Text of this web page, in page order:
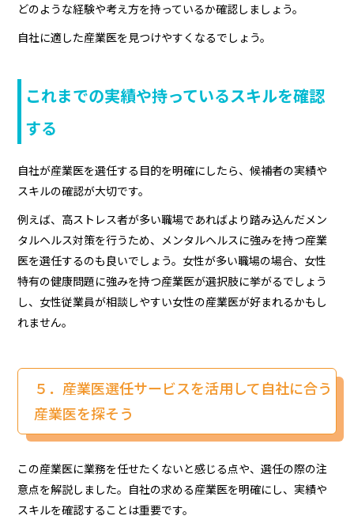
どのような経験や考え方を持っているか確認しましょう。
自社に適した産業医を見つけやすくなるでしょう。
これまでの実績や持っているスキルを確認
する
自社が産業医を選任する目的を明確にしたら、候補者の実績や
スキルの確認が大切です。
例えば、高ストレス者が多い職場であればより踏み込んだメン
タルヘルス対策を行うため、メンタルヘルスに強みを持つ産業
医を選任するのも良いでしょう。女性が多い職場の場合、女性
特有の健康問題に強みを持つ産業医が選択肢に挙がるでしょう
し、女性従業員が相談しやすい女性の産業医が好まれるかもし
れません。
５．産業医選任サービスを活用して自社に合う
産業医を探そう
この産業医に業務を任せたくないと感じる点や、選任の際の注
意点を解説しました。自社の求める産業医を明確にし、実績や
スキルを確認することは重要です。